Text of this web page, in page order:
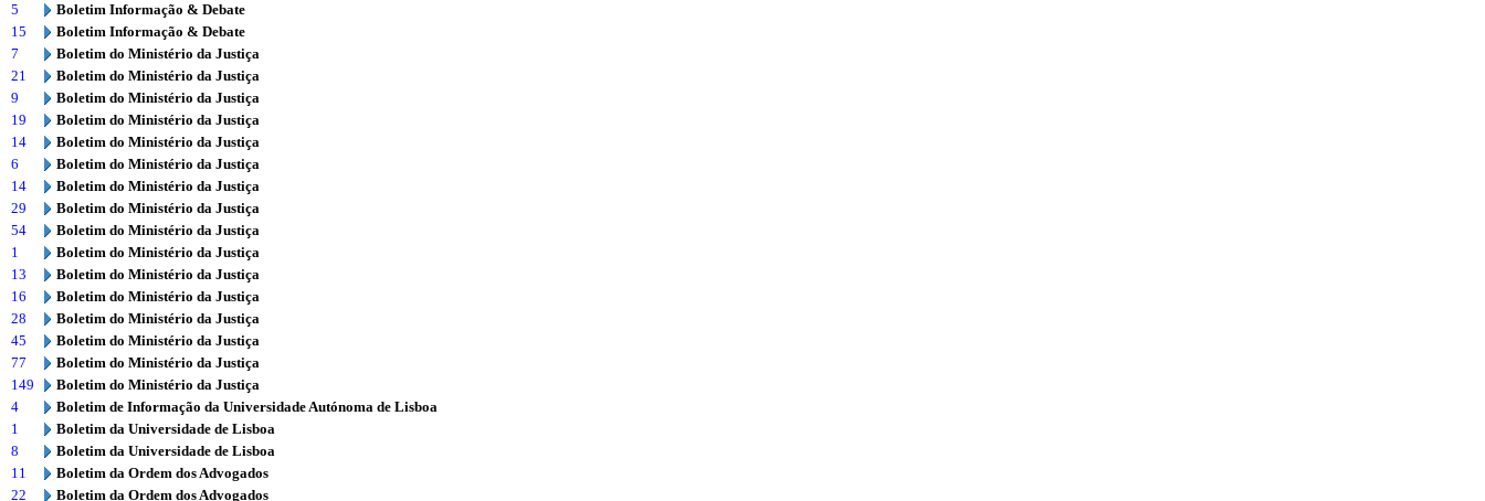
5
Boletim Informação & Debate
15
Boletim Informação & Debate
7
Boletim do Ministério da Justiça
21
Boletim do Ministério da Justiça
9
Boletim do Ministério da Justiça
19
Boletim do Ministério da Justiça
14
Boletim do Ministério da Justiça
6
Boletim do Ministério da Justiça
14
Boletim do Ministério da Justiça
29
Boletim do Ministério da Justiça
54
Boletim do Ministério da Justiça
1
Boletim do Ministério da Justiça
13
Boletim do Ministério da Justiça
16
Boletim do Ministério da Justiça
28
Boletim do Ministério da Justiça
45
Boletim do Ministério da Justiça
77
Boletim do Ministério da Justiça
149
Boletim do Ministério da Justiça
4
Boletim de Informação da Universidade Autónoma de Lisboa
1
Boletim da Universidade de Lisboa
8
Boletim da Universidade de Lisboa
11
Boletim da Ordem dos Advogados
22
Boletim da Ordem dos Advogados